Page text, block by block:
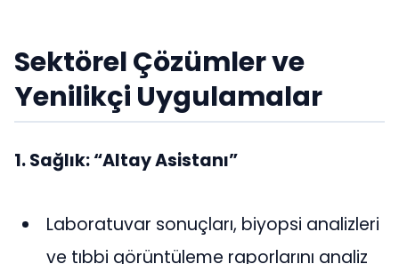
Sektörel Çözümler ve
Yenilikçi Uygulamalar
1. Sağlık: “Altay Asistanı”
Laboratuvar sonuçları, biyopsi analizleri
ve tıbbi görüntüleme raporlarını analiz